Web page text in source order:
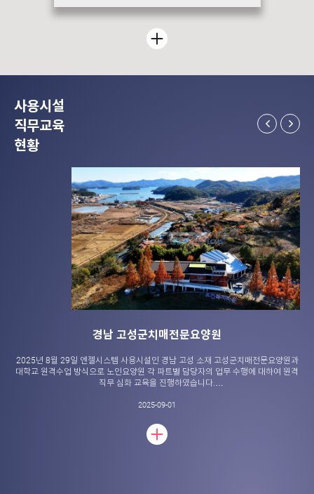
사용시설
직무교육
현황
경남 고성군치매전문요양원
2025년 8월 29일 엔젤시스템 사용시설인 경남 고성 소재 고성군치매전문요양원과
대학교 원격수업 방식으로 노인요양원 각 파트별 담당자의 업무 수행에 대하여 원격
직무 심화 교육을 진행하였습니다.
팀의 각 담당자가 참석하였으며, 교육에 대한 참여도와 집중도가 매우 높았습니다.
수립 시 욕구사정이 반영되어야함과 작성 요령을 심화 지도하였습니다.
주기적인 사례회의 및 상담 실시를 통해 어르신의 변화에 대응해야함과 급여 반영 시
2025-09-01